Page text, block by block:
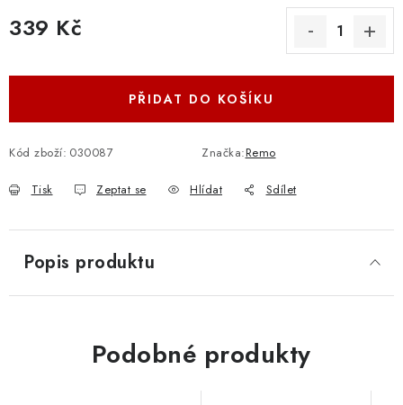
ODSTOUPENÍ OD SMLOUVY
ZÁSADY ZPRACOVÁNÍ OSOBNÍCH ÚDAJŮ
KONTAKTY O E-SHOPU
BLOG
OBCHODNÍ PODMÍNKY
ODSTOUPENÍ OD SMLOUVY
339 Kč
PŘIDAT DO KOŠÍKU
Kód zboží: 030087 Značka:Remo
Tisk Zeptat se Hlídat Sdílet
Popis produktu
Podobné produkty